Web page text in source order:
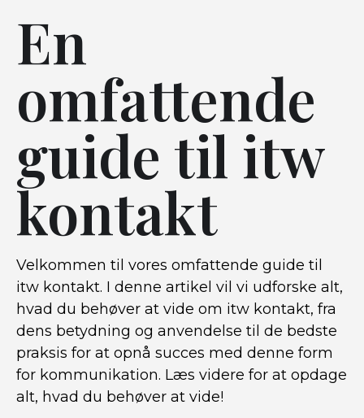
En
omfattende
guide til itw
kontakt
Velkommen til vores omfattende guide til
itw kontakt. I denne artikel vil vi udforske alt,
hvad du behøver at vide om itw kontakt, fra
dens betydning og anvendelse til de bedste
praksis for at opnå succes med denne form
for kommunikation. Læs videre for at opdage
alt, hvad du behøver at vide!